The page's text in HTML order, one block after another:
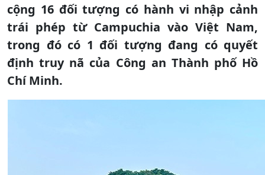
cộng 16 đối tượng có hành vi nhập cảnh
trái phép từ Campuchia vào Việt Nam,
trong đó có 1 đối tượng đang có quyết
định truy nã của Công an Thành phố Hồ
Chí Minh.